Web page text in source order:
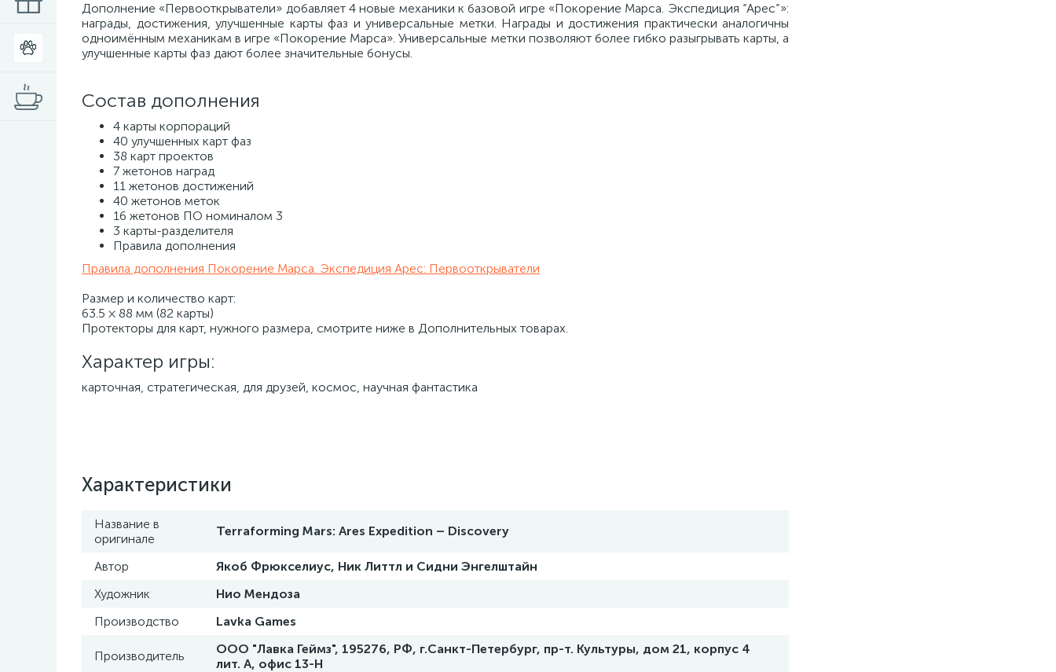
Дополнение «Первооткрыватели» добавляет 4 новые механики к базовой игре «Покорение Марса. Экспедиция “Арес”»:
награды, достижения, улучшенные карты фаз и универсальные метки. Награды и достижения практически аналогичны
одноимённым механикам в игре «Покорение Марса». Универсальные метки позволяют более гибко разыгрывать карты, а
улучшенные карты фаз дают более значительные бонусы.
Состав дополнения
4 карты корпораций
40 улучшенных карт фаз
38 карт проектов
7 жетонов наград
11 жетонов достижений
40 жетонов меток
16 жетонов ПО номиналом 3
3 карты-разделителя
Правила дополнения
Правила дополнения Покорение Марса. Экспедиция Арес: Первооткрыватели
Размер и количество карт:
63.5 × 88 мм (82 карты)
Протекторы для карт, нужного размера, смотрите ниже в Дополнительных товарах.
Характер игры:
карточная, стратегическая, для друзей, космос, научная фантастика
Характеристики
Название в
оригинале
Terraforming Mars: Ares Expedition – Discovery
Автор
Якоб Фрюкселиус, Ник Литтл и Сидни Энгелштайн
Художник
Нио Мендоза
Производство
Lavka Games
Производитель
ООО "Лавка Геймз", 195276, РФ, г.Санкт-Петербург, пр-т. Культуры, дом 21, корпус 4
лит. А, офис 13-Н